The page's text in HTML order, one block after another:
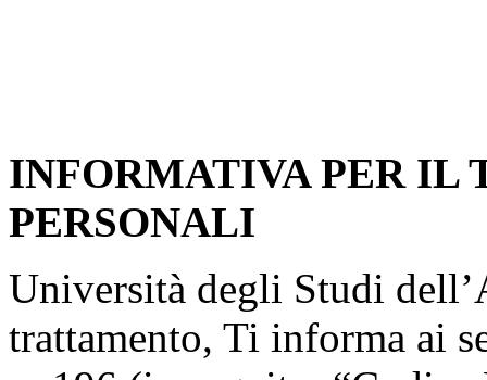
INFORMATIVA PER IL
PERSONALI
Università degli Studi
trattamento, Ti informa ai